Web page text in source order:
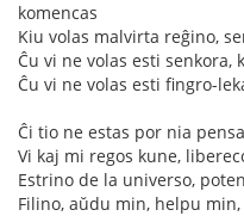
komencas
Kiu volas malvirta reĝino,
Ĉu vi ne volas esti senkora,
Ĉu vi ne volas esti fingro-
Ĉi tio ne estas por nia
Vi kaj mi regos kune,
Estrino de la universo,
Filino, aŭdu min, helpu